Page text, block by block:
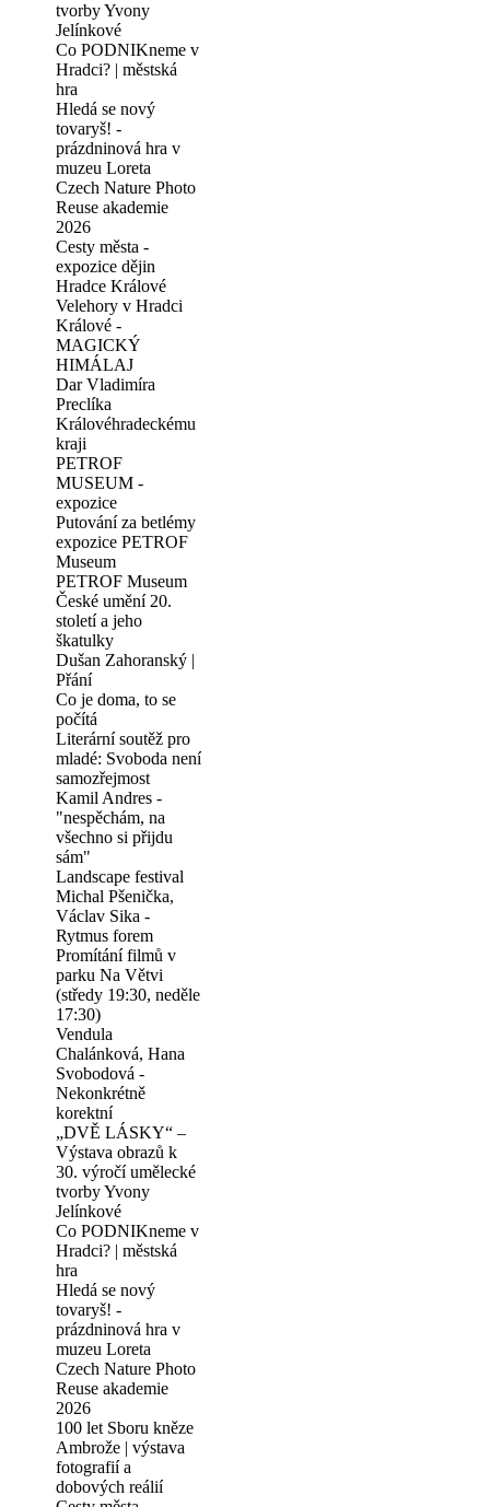
tvorby Yvony
Jelínkové
Co PODNIKneme v
Hradci? | městská
hra
Hledá se nový
tovaryš! -
prázdninová hra v
muzeu Loreta
Czech Nature Photo
Reuse akademie
2026
Cesty města -
expozice dějin
Hradce Králové
Velehory v Hradci
Králové -
MAGICKÝ
HIMÁLAJ
Dar Vladimíra
Preclíka
Královéhradeckému
kraji
PETROF
MUSEUM -
expozice
Putování za betlémy
expozice PETROF
Museum
PETROF Museum
České umění 20.
století a jeho
škatulky
Dušan Zahoranský |
Přání
Co je doma, to se
počítá
Literární soutěž pro
mladé: Svoboda není
samozřejmost
Kamil Andres -
"nespěchám, na
všechno si přijdu
sám"
Landscape festival
Michal Pšenička,
Václav Sika -
Rytmus forem
Promítání filmů v
parku Na Větvi
(středy 19:30, neděle
17:30)
Vendula
Chalánková, Hana
Svobodová -
Nekonkrétně
korektní
„DVĚ LÁSKY“ –
Výstava obrazů k
30. výročí umělecké
tvorby Yvony
Jelínkové
Co PODNIKneme v
Hradci? | městská
hra
Hledá se nový
tovaryš! -
prázdninová hra v
muzeu Loreta
Czech Nature Photo
Reuse akademie
2026
100 let Sboru kněze
Ambrože | výstava
fotografií a
dobových reálií